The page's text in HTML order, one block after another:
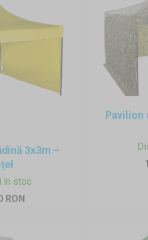
din oțel și aluminiu, avem în
foarte repede și sunt
nefavorabile.
și o persoană o face în doar
după pliere. În cazul în care
de acoperiș. Doriți să
balast cu apă, care poate fi
să uscați bine
3x3m –
în stoc
RON
Pavilion